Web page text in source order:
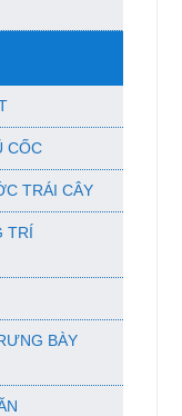
CỐC
TRÁI CÂY
TRÍ
BÀY